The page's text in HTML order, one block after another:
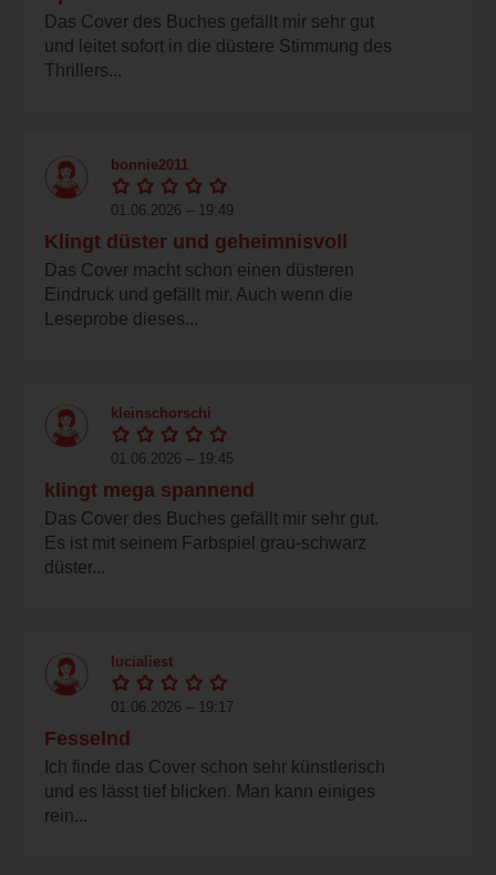
Das Cover des Buches gefällt mir sehr gut
und leitet sofort in die düstere Stimmung des
Thrillers...
bonnie2011
01.06.2026 – 19:49
Klingt düster und geheimnisvoll
Das Cover macht schon einen düsteren
Eindruck und gefällt mir. Auch wenn die
Leseprobe dieses...
kleinschorschi
01.06.2026 – 19:45
klingt mega spannend
Das Cover des Buches gefällt mir sehr gut.
Es ist mit seinem Farbspiel grau-schwarz
düster...
lucialiest
01.06.2026 – 19:17
Fesselnd
Ich finde das Cover schon sehr künstlerisch
und es lässt tief blicken. Man kann einiges
rein...